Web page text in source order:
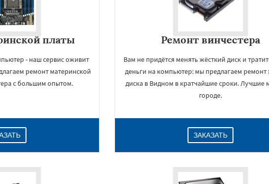
платы
- наш сервис оживит
ремонт материнской
с большим опытом.
Ремонт винчестера
Вам не придётся менять жёсткий диск и
деньги на компьютер: мы предлагаем ремонт
диска в Видном в кратчайшие сроки. Лучшие
городе.
ЗАКАЗАТЬ